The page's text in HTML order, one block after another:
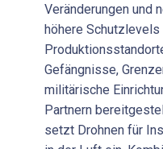
Veränderungen und
höhere
Gefängnisse,
militärische
Partnern
setzt Drohnen für